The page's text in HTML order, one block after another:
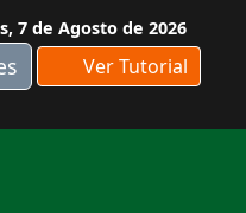
7 de Agosto de 2026
Ver Tutorial